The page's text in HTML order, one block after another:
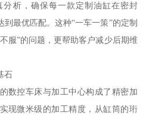
析，确保每一款定制油缸在密封
最优匹配。这种“一车一策”的定制
服”的问题，更帮助客户减少后期维
石
数控车床与加工中心构成了精密加
现微米级的加工精度，从缸筒的珩